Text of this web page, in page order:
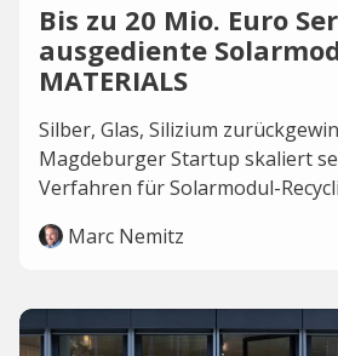
Bis zu 20 Mio. Euro
ausgediente
MATERIALS
Silber, Glas, Silizium
Magdeburger Startup skaliert
Verfahren für Solarmodul-
Marc Nemitz